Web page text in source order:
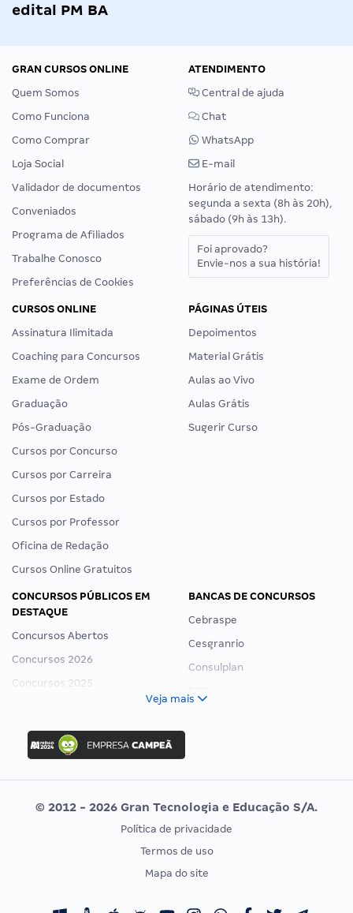
edital PM BA
GRAN CURSOS ONLINE
Quem Somos
Como Funciona
Como Comprar
Loja Social
Validador de documentos
Conveniados
Programa de Afiliados
Trabalhe Conosco
Preferências de Cookies
ATENDIMENTO
Central de ajuda
Chat
WhatsApp
E-mail
Horário de atendimento:
segunda a sexta (8h às 20h),
sábado (9h às 13h).
Foi aprovado?
Envie-nos a sua história!
CURSOS ONLINE
Assinatura Ilimitada
Coaching para Concursos
Exame de Ordem
Graduação
Pós-Graduação
Cursos por Concurso
Cursos por Carreira
Cursos por Estado
Cursos por Professor
Oficina de Redação
Cursos Online Gratuitos
PÁGINAS ÚTEIS
Depoimentos
Material Grátis
Aulas ao Vivo
Aulas Grátis
Sugerir Curso
CONCURSOS PÚBLICOS EM
DESTAQUE
Concursos Abertos
Concursos 2026
Concursos 2025
Concurso Ibama
Concurso MPU
Editais publicados
BANCAS DE CONCURSOS
Cebraspe
Cesgranrio
Consulplan
Vunesp
CONCURSOS POR PROFISSÃO
Concursos Fiscais
EXAME DE ORDEM
Calendário OAB
Veja mais
© 2012 - 2026 Gran Tecnologia e Educação S/A.
Política de privacidade
Termos de uso
Mapa do site